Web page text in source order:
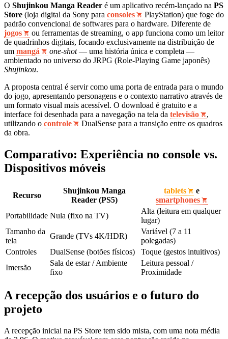
O Shujinkou Manga Reader é um aplicativo recém-lançado na PS
Store (loja digital da Sony para consoles
PlayStation) que foge do
padrão convencional de softwares para o hardware. Diferente de
jogos
ou ferramentas de streaming, o app funciona como um leitor
de quadrinhos digitais, focando exclusivamente na distribuição de
um mangá one-shot— uma história única e completa —
ambientado no universo do JRPG (Role-Playing Game japonês)
Shujinkou.
A proposta central é servir como uma porta de entrada para o mundo
do jogo, apresentando personagens e o contexto narrativo através de
um formato visual mais acessível. O download é gratuito e a
interface foi desenhada para a navegação na tela da televisão
,
utilizando o controle
DualSense para a transição entre os quadros
da obra.
Comparativo: Experiência no console vs.
Dispositivos móveis
Recurso
Shujinkou Manga
Reader (PS5)
tablets
e
smartphones
Portabilidade Nula (fixo na TV)
Alta (leitura em qualquer
lugar)
Tamanho da
tela
Grande (TVs 4K/HDR)
Variável (7 a 11
polegadas)
Controles
DualSense (botões físicos)
Toque (gestos intuitivos)
Imersão
Sala de estar / Ambiente
fixo
Leitura pessoal /
Proximidade
A recepção dos usuários e o futuro do
projeto
A recepção inicial na PS Store tem sido mista, com uma nota média